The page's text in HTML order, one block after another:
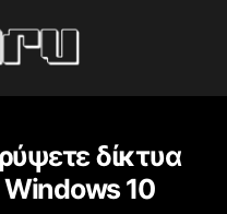
δίκτυα
Windows 10